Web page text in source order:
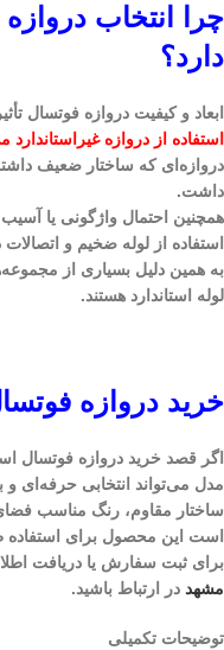
چرا انتخاب
دارد؟
ابعاد و کیفیت دروازه فوتسال
استفاده از دروازه
دروازه‌ای که ساختار ضعیف
داشت.
همچنین احتمال واژگونی یا
استفاده از لوله ضخیم و
به همین دلیل بسیاری از
لوله استاندارد هستند.
خرید دروازه
اگر قصد خرید دروازه فوتسال
مدل می‌تواند انتخابی حرفه‌ای و
ساختار مقاوم، رنگ مناسب
است این محصول برای استفاده
برای ثبت سفارش یا دریافت
مشهد در ارتباط باشید.
توضیحات تکمیلی